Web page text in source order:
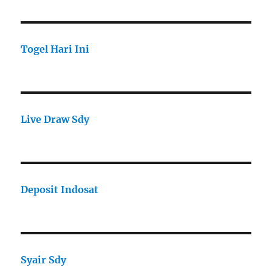
Togel Hari Ini
Live Draw Sdy
Deposit Indosat
Syair Sdy